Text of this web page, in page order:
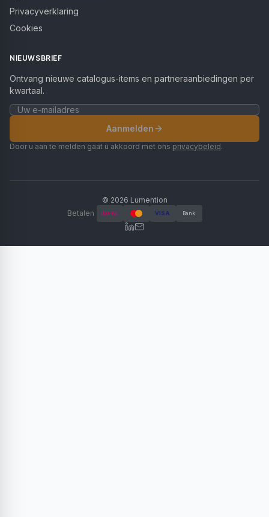
Privacyverklaring
Cookies
NIEUWSBRIEF
Ontvang nieuwe catalogus-items en partneraanbiedingen per
kwartaal.
Aanmelden
Door u aan te melden gaat u akkoord met ons privacybeleid.
© 2026 Lumention
Betalen
iDEAL VISA Bank